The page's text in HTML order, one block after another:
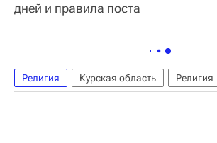
дней и правила поста
Религия Курская область Религия